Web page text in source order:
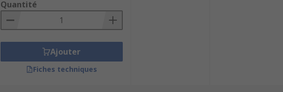
Quantité
Ajouter
Fiches techniques